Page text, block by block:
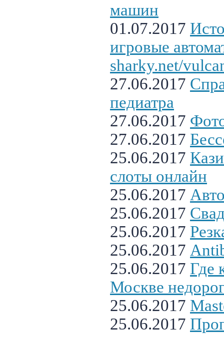
машин
01.07.2017
игровые
sharky.net/
27.06.2017
педиатра
27.06.2017
27.06.2017
25.06.2017
слоты онлайн
25.06.2017
25.06.2017
25.06.2017
25.06.2017
25.06.2017 Где
Москве
25.06.2017
25.06.2017